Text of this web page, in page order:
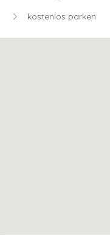
kostenlos parken